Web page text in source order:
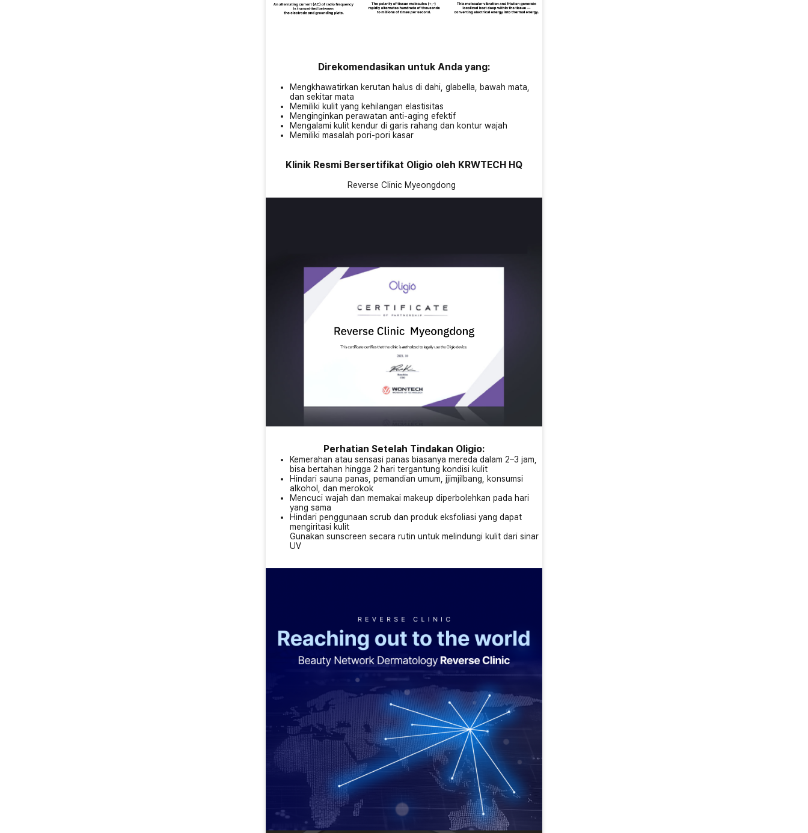
Direkomendasikan untuk Anda yang:
Mengkhawatirkan kerutan halus di dahi, glabella, bawah mata,
dan sekitar mata
Memiliki kulit yang kehilangan elastisitas
Menginginkan perawatan anti-aging efektif
Mengalami kulit kendur di garis rahang dan kontur wajah
Memiliki masalah pori-pori kasar
Klinik Resmi Bersertifikat Oligio oleh KRWTECH HQ
Reverse Clinic Myeongdong
Perhatian Setelah Tindakan Oligio:
Kemerahan atau sensasi panas biasanya mereda dalam 2–3 jam,
bisa bertahan hingga 2 hari tergantung kondisi kulit
Hindari sauna panas, pemandian umum, jjimjilbang, konsumsi
alkohol, dan merokok
Mencuci wajah dan memakai makeup diperbolehkan pada hari
yang sama
Hindari penggunaan scrub dan produk eksfoliasi yang dapat
mengiritasi kulit
Gunakan sunscreen secara rutin untuk melindungi kulit dari sinar
UV